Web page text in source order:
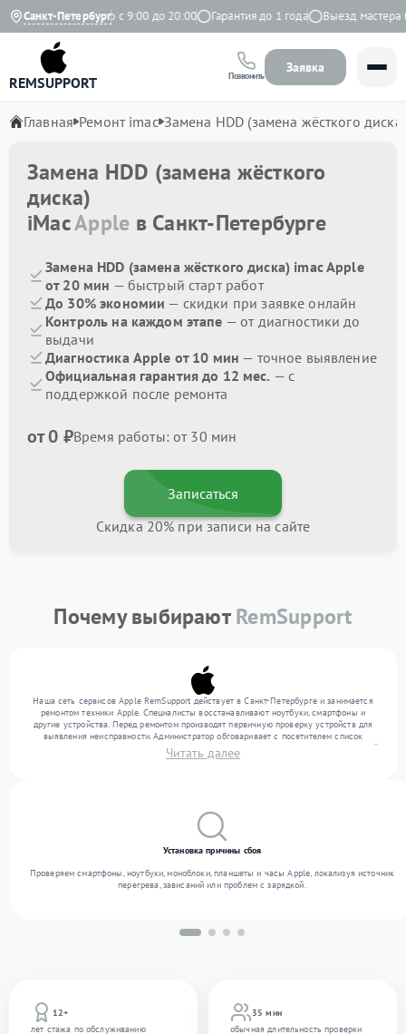
Санкт-Петербург
Ежедневно с 9:00 до 20:00 Гарантия до 1 года Выезд мастера
REMSUPPORT Позвонить
Заявка
Главная Ремонт imac Замена HDD (замена жёсткого диска)
Замена HDD (замена жёсткого
диска)
iMacApple в Санкт-Петербурге
Замена HDD (замена жёсткого диска) imac Apple
от 20 мин — быстрый старт работ
До 30% экономии — скидки при заявке онлайн
Контроль на каждом этапе — от диагностики до
выдачи
Диагностика Apple от 10 мин — точное выявление
Официальная гарантия до 12 мес. — с
поддержкой после ремонта
от 0 ₽Время работы: от 30 мин
Записаться
Скидка 20% при записи на сайте
Почему выбираютRemSupport
Наша сеть сервисов Apple RemSupport действует в Санкт-Петербурге и занимается
ремонтом техники Apple. Специалисты восстанавливают ноутбуки, смартфоны и
другие устройства. Перед ремонтом производят первичную проверку устройств для
выявления неисправности. Администратор обговаривает с посетителем список
нужных услуг и цену. Только потом техники осуществляют восстановление с заменой
запчастей по необходимости. По окончании работ их качество подтверждается
Читать далее
12+
лет стажа по обслуживанию
35 мин
обычная длительность проверки
Установка причины сбоя
Проверяем смартфоны, ноутбуки, моноблоки, планшеты и часы Apple, локализуя источник
перегрева, зависаний или проблем с зарядкой.